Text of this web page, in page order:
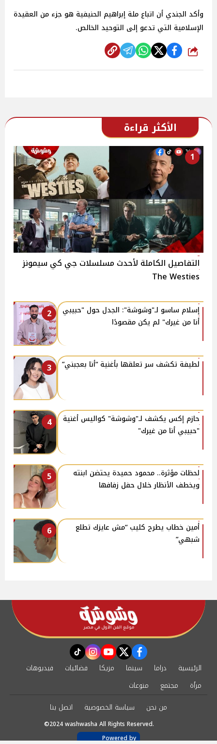
وأكد الجندي أن اتباع ملة إبراهيم الحنيفية هو جزء من العقيدة
الإسلامية التي تدعو إلى التوحيد الخالص.
شارك
الأكثر قراءة
1
التفاصيل الكاملة لأحدث مسلسلات جي كي سيمونز
The Westies
2
إسلام ساسو لـ"وشوشة": الجدل حول "حبيبي
أنا من غيرك" لم يكن مقصودًا
3 لطيفة تكشف سر تعلقها بأغنية “أنا بعجبني”
4
حازم إكس يكشف لـ"وشوشة" كواليس أغنية
"حبيبي أنا من غيرك"
5
لحظات مؤثرة.. محمود حميدة يحتضن ابنته
ويخطف الأنظار خلال حفل زفافها
6
أمين خطاب يطرح كليب “مش عايزك تطلع
شبهي”
facebook
twitter
youtube
instagram
tiktok
الرئيسية دراما سينما مزيكا فضائيات
فيديوهات
مرأة
مجتمع
منوعات
من نحن
سياسة الخصوصية اتصل بنا
©2024 washwasha All Rights Reserved.
Powered by